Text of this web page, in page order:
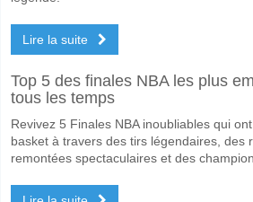
Oui pour Les Deux Équipes Marquent,
Quel sera le résultat correct
Lire la suite
Top 5 des finales NBA les plus
tous les temps
Revivez 5 Finales NBA inoubliables qui
basket à travers des tirs légendaires, des
remontées spectaculaires et des